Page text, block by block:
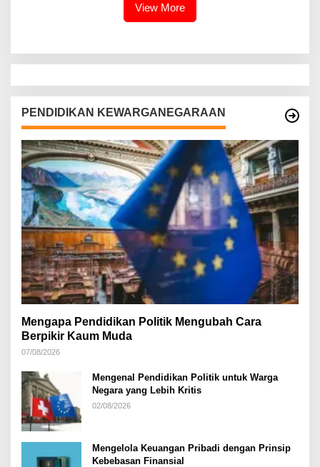
View More
PENDIDIKAN KEWARGANEGARAAN
Mengapa Pendidikan Politik Mengubah Cara
Berpikir Kaum Muda
07/08/2026
Mengenal Pendidikan Politik untuk Warga
Negara yang Lebih Kritis
02/08/2026
Mengelola Keuangan Pribadi dengan Prinsip
Kebebasan Finansial